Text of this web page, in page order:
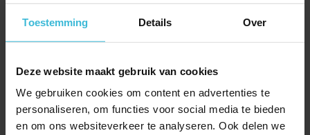
Toestemming Details Over
Deze website maakt gebruik van cookies
We gebruiken cookies om content en advertenties te
personaliseren, om functies voor social media te bieden
en om ons websiteverkeer te analyseren. Ook delen we